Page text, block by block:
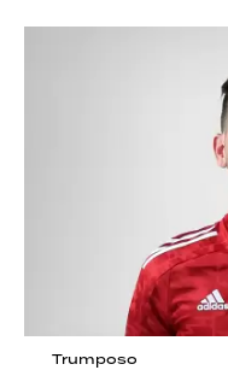
Trumposo